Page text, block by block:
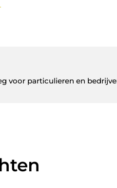
voor particulieren en